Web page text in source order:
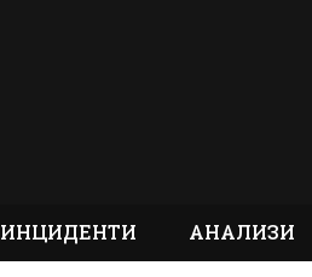
ИНЦИДЕНТИ АНАЛИЗИ